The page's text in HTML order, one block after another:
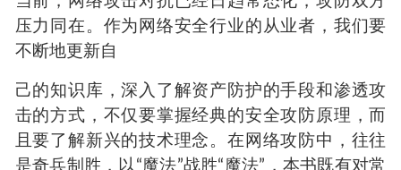
压力同在。作为网络安全行业的从业者，我们要
不断地更新自
己的知识库，深入了解资产防护的手段和渗透攻
击的方式，不仅要掌握经典的安全攻防原理，而
且要了解新兴的技术理念。在网络攻防中，往往
是奇兵制胜，以“魔法”战胜“魔法”，本书既有对常